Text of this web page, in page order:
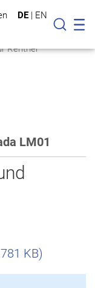
DE | EN
Suche
Rentner
LM01
KB)